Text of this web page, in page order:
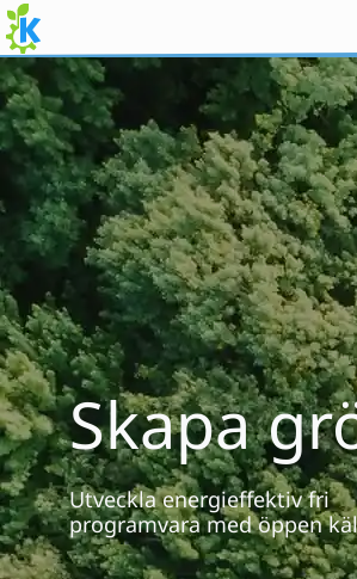
Gå till innehåll
Skapa
Utveckla energieffektiv fri
programvara med öppen